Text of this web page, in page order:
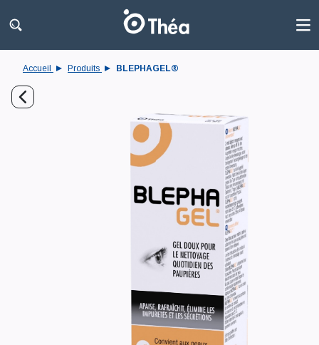
Accueil Produits BLEPHAGEL®